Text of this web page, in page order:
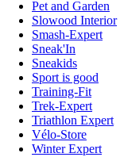
Pet and Garden
Slowood Interior
Smash-Expert
Sneak'In
Sneakids
Sport is good
Training-Fit
Trek-Expert
Triathlon Expert
Vélo-Store
Winter Expert